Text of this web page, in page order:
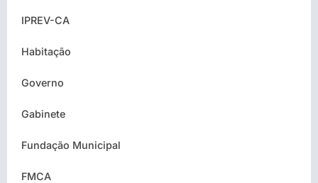
IPREV-CA
Habitação
Governo
Gabinete
Fundação Municipal
FMCA